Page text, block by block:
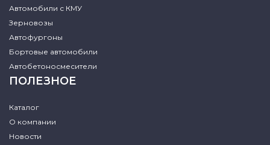
Автомобили с КМУ
Зерновозы
Автофургоны
Бортовые автомобили
Автобетоносмесители
ПОЛЕЗНОЕ
Каталог
О компании
Новости